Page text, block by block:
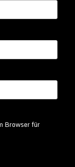
Browser für